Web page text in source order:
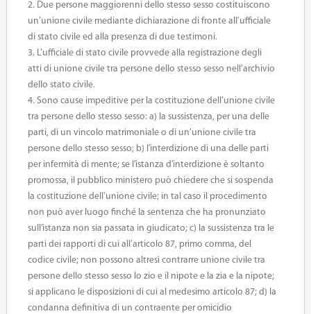
2. Due persone maggiorenni dello stesso sesso costituiscono
un’unione civile mediante dichiarazione di fronte all’ufficiale
di stato civile ed alla presenza di due testimoni.
3. L’ufficiale di stato civile provvede alla registrazione degli
atti di unione civile tra persone dello stesso sesso nell’archivio
dello stato civile.
4. Sono cause impeditive per la costituzione dell’unione civile
tra persone dello stesso sesso: a) la sussistenza, per una delle
parti, di un vincolo matrimoniale o di un’unione civile tra
persone dello stesso sesso; b) l’interdizione di una delle parti
per infermità di mente; se l’istanza d’interdizione è soltanto
promossa, il pubblico ministero può chiedere che si sospenda
la costituzione dell’unione civile; in tal caso il procedimento
non può aver luogo finché la sentenza che ha pronunziato
sull’istanza non sia passata in giudicato; c) la sussistenza tra le
parti dei rapporti di cui all’articolo 87, primo comma, del
codice civile; non possono altresì contrarre unione civile tra
persone dello stesso sesso lo zio e il nipote e la zia e la nipote;
si applicano le disposizioni di cui al medesimo articolo 87; d) la
condanna definitiva di un contraente per omicidio